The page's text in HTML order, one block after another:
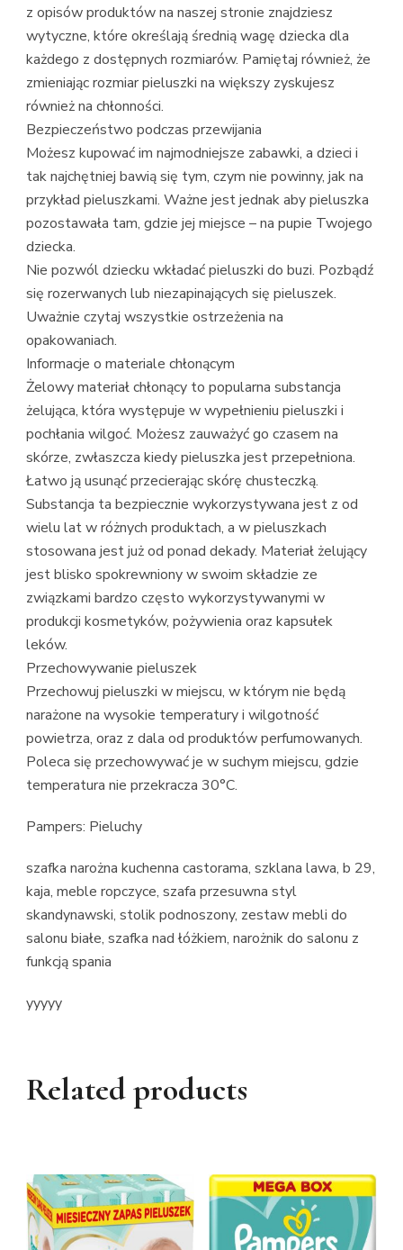
z opisów produktów na naszej stronie znajdziesz
wytyczne, które określają średnią wagę dziecka dla
każdego z dostępnych rozmiarów. Pamiętaj również, że
zmieniając rozmiar pieluszki na większy zyskujesz
również na chłonności.
Bezpieczeństwo podczas przewijania
Możesz kupować im najmodniejsze zabawki, a dzieci i
tak najchętniej bawią się tym, czym nie powinny, jak na
przykład pieluszkami. Ważne jest jednak aby pieluszka
pozostawała tam, gdzie jej miejsce – na pupie Twojego
dziecka.
Nie pozwól dziecku wkładać pieluszki do buzi. Pozbądź
się rozerwanych lub niezapinających się pieluszek.
Uważnie czytaj wszystkie ostrzeżenia na
opakowaniach.
Informacje o materiale chłonącym
Żelowy materiał chłonący to popularna substancja
żelująca, która występuje w wypełnieniu pieluszki i
pochłania wilgoć. Możesz zauważyć go czasem na
skórze, zwłaszcza kiedy pieluszka jest przepełniona.
Łatwo ją usunąć przecierając skórę chusteczką.
Substancja ta bezpiecznie wykorzystywana jest z od
wielu lat w różnych produktach, a w pieluszkach
stosowana jest już od ponad dekady. Materiał żelujący
jest blisko spokrewniony w swoim składzie ze
związkami bardzo często wykorzystywanymi w
produkcji kosmetyków, pożywienia oraz kapsułek
leków.
Przechowywanie pieluszek
Przechowuj pieluszki w miejscu, w którym nie będą
narażone na wysokie temperatury i wilgotność
powietrza, oraz z dala od produktów perfumowanych.
Poleca się przechowywać je w suchym miejscu, gdzie
temperatura nie przekracza 30°C.
Pampers: Pieluchy
szafka narożna kuchenna castorama, szklana lawa, b 29,
kaja, meble ropczyce, szafa przesuwna styl
skandynawski, stolik podnoszony, zestaw mebli do
salonu białe, szafka nad łóżkiem, narożnik do salonu z
funkcją spania
yyyyy
Related products